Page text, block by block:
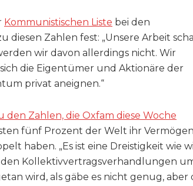
Kommunistischen Liste bei den
diesen Zahlen fest: „Unsere Arbeit
wir davon allerdings nicht. Wir
die Eigentümer und Aktionäre der
privat aneignen.“
den Zahlen, die Oxfam diese Woche
fünf Prozent der Welt ihr
haben. „Es ist eine Dreistigkeit wie
Kollektivvertragsverhandlungen
wird, als gäbe es nicht genug, aber